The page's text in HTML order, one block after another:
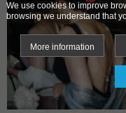
We use cookies to improve
browsing we understand that
More information